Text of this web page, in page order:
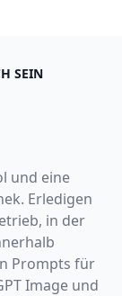
SEIN
und eine
Erledigen
in der
Prompts für
Image und